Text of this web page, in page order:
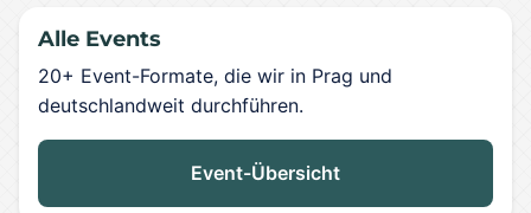
Alle Events
20+ Event-Formate, die wir in Prag und
deutschlandweit durchführen.
Event-Übersicht